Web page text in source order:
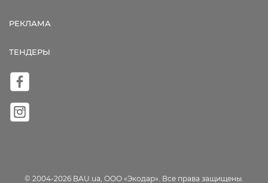
РЕКЛАМА
ТЕНДЕРЫ
© 2004-2026 BAU.ua, ООО «Экодар». Все права защищены.